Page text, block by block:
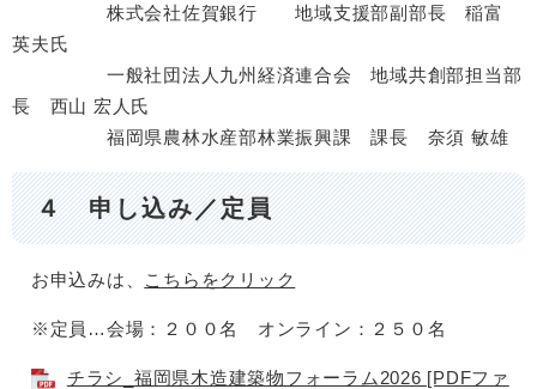
株式会社佐賀銀行 地域支援部副部長 稲富
英夫氏
一般社団法人九州経済連合会 地域共創部担当部
長 西山 宏人氏
福岡県農林水産部林業振興課 課長 奈須 敏雄
４ 申し込み／定員
お申込みは、 こちらをクリック
※定員…会場：２００名 オンライン：２５０名
チラシ_福岡県木造建築物フォーラム2026 [PDFファ